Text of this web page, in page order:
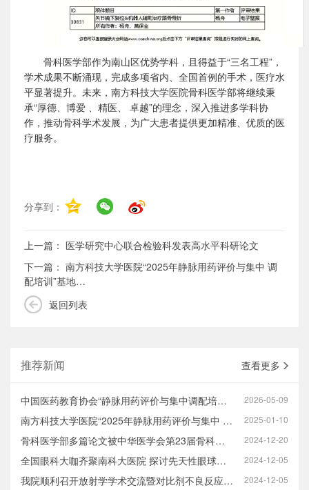
骨科医学部作为南山区优势学科，且得益于“三名工程”，
学术成果不断涌现，完成多项省内、全国首例的手术，医疗水
平显著提升。未来，南方科技大学医院骨科医学部将继续秉
承“厚德、 博爱 、 精医、 卓越”的理念，深入推进多学科协
作，推动骨科学术发展，为广大患者提供更加精准、优质的医
疗服务。
分享到：
上一篇： 医学研究中心联合检验科发表高水平科研论文
下一篇： 南方科技大学医院“2025年静脉用药评价与集中 调
配培训”基地…
返回列表
推荐新闻 查看更多
2026-05-09
中国医药教育协会“静脉用药评价与集中调配培训”基地（南方科技大学医院…
2025-01-10
南方科技大学医院“2025年静脉用药评价与集中 调配培训”基地第一批次招…
2024-12-20
骨科医学部多篇论文被中华医学会第23届骨科学术大会收录展示
2024-12-05
全国眼科大咖齐聚南科大医院 探讨先天性眼球震颤治疗新思路
2024-12-05
我院顺利召开放射学学术交流暨对比剂不良反应培训“星火计划”会议